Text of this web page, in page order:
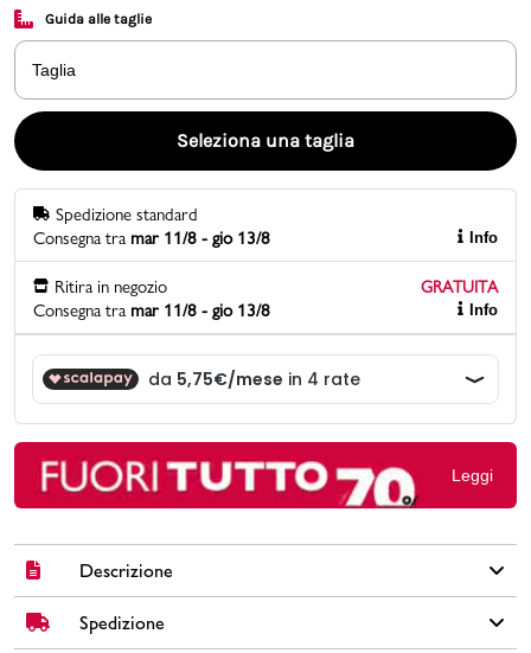
Accedi | Registrati
Promo & News
negozi
contatti
pcard
Gift card
Guida alle taglie
Taglia
Seleziona una taglia
Spedizione standard
Consegna tra mar 11/8 - gio 13/8 Info
Ritira in negozio
GRATUITA
Consegna tra mar 11/8 - gio 13/8 Info
Leggi
Descrizione
Eleganti sandali oro da donna, perfetti per occasioni speciali. Il
tacco a stiletto da 9,5 cm dona un tocco di classe ed eleganza.
Spedizione